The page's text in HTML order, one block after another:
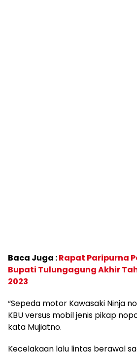
Baca Juga :Rapat Paripurna
Bupati Tulungagung Akhir
2023
“Sepeda motor Kawasaki Ninja
KBU versus mobil jenis pikap
kata Mujiatno.
Kecelakaan lalu lintas berawal